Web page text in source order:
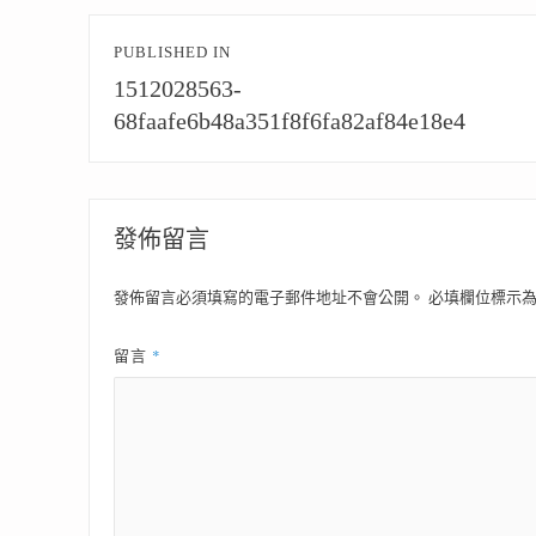
文
章
導
PUBLISHED IN
1512028563-
68faafe6b48a351f8f6fa82af84e18e4
發佈留言
發佈留言必須填寫的電子郵件地址不會公開。 必填欄位標示
留言 *